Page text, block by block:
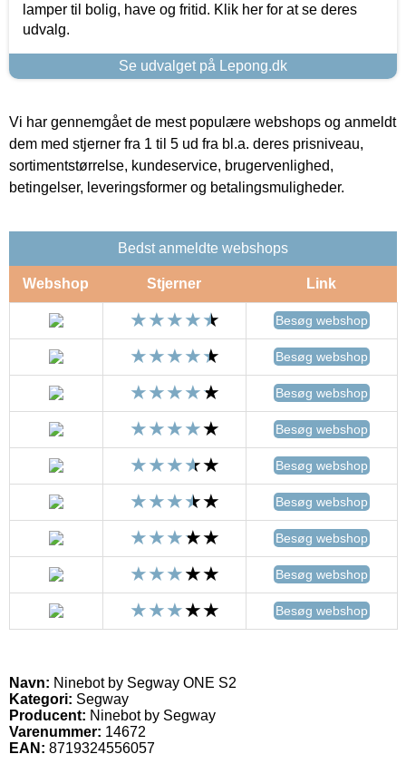
lamper til bolig, have og fritid. Klik her for at se deres
udvalg.
Se udvalget på Lepong.dk
Vi har gennemgået de mest populære webshops og anmeldt
dem med stjerner fra 1 til 5 ud fra bl.a. deres prisniveau,
sortimentstørrelse, kundeservice, brugervenlighed,
betingelser, leveringsformer og betalingsmuligheder.
Bedst anmeldte webshops
Webshop Stjerner Link
Besøg webshop
Besøg webshop
Besøg webshop
Besøg webshop
Besøg webshop
Besøg webshop
Besøg webshop
Besøg webshop
Besøg webshop
Navn: Ninebot by Segway ONE S2
Kategori: Segway
Producent: Ninebot by Segway
Varenummer: 14672
EAN: 8719324556057